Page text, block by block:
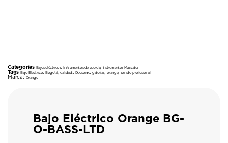
Categories Bajos eléctricos,Instrumentos de cuerda, Instrumentos Musicales
Tags Bajo Electrico ,Bogotá,calidad. Duosonic,galerías, orange, sonido profesional
Marca: Orange
Bajo Eléctrico Orange BG-
O-BASS-LTD